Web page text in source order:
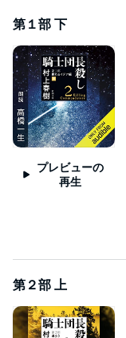
第１部 下
プレビューの
再生
第２部 上